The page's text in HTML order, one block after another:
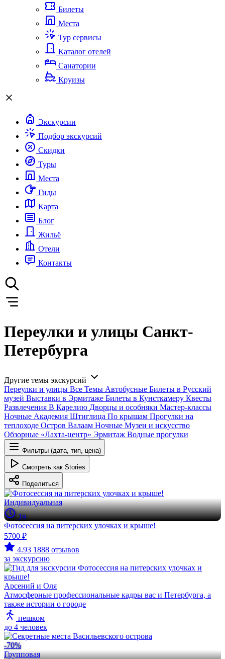
Билеты
Места
Тур сервисы
Каталог отелей
Санатории
Круизы
Экскурсии
Подбор экскурсий
Скидки
Туры
Места
Гиды
Карта
Блог
Жильё
Отели
Контакты
Переулки и улицы Санкт-
Петербурга
Другие темы экскурсий
Переулки и улицы Все Темы Автобусные Билеты в Русский
музей Выставки в Эрмитаже Билеты в Кунсткамеру Квесты
Развлечения В Карелию Дворцы и особняки Мастер-классы
Ночные Академия Штиглица По крышам Прогулки на
теплоходе Остров Валаам Ночные Музеи и искусство
Обзорные «Лахта-центр» Эрмитаж Водные прогулки
Фильтры (дата, тип, цена)
Смотреть как Stories
Поделиться
Индивидуальная
1ч
Фотосессия на питерских улочках и крыше!
5700 ₽
4.93 1888 отзывов
за экскурсию
Арсений и Оля
Атмосферные профессиональные кадры вас и Петербурга, а
также истории о городе
пешком
до 4 человек
-70%
Групповая